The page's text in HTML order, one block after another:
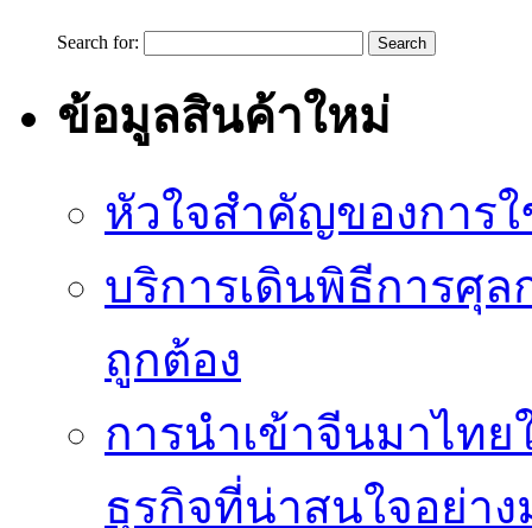
Search for:
ข้อมูลสินค้าใหม่
หัวใจสำคัญของการ
บริการเดินพิธีการศุล
ถูกต้อง
การนำเข้าจีนมาไท
ธุรกิจที่น่าสนใจอย่าง